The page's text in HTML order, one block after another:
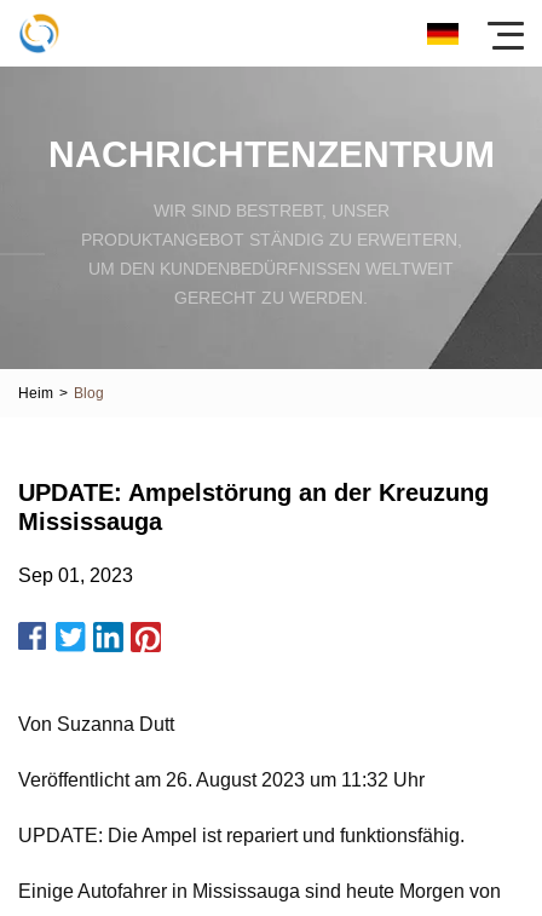
NACHRICHTENZENTRUM
WIR SIND BESTREBT, UNSER
PRODUKTANGEBOT STÄNDIG ZU ERWEITERN,
UM DEN KUNDENBEDÜRFNISSEN WELTWEIT
GERECHT ZU WERDEN.
Heim > Blog
UPDATE: Ampelstörung an der Kreuzung
Mississauga
Sep 01, 2023
Von Suzanna Dutt
Veröffentlicht am 26. August 2023 um 11:32 Uhr
UPDATE: Die Ampel ist repariert und funktionsfähig.
Einige Autofahrer in Mississauga sind heute Morgen von